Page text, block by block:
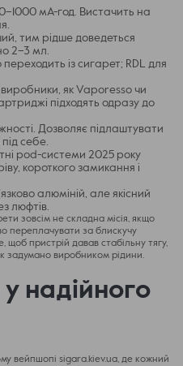
мА-год. Вистачить на
тим рідше доведеться
2–3 мл.
переходить із сигарет; RDL для
виробники, як Vaporesso чи
підходять одразу до
Дозволяє підлаштувати
себе.
pod-системи 2025 року
короткого замикання і
алюміній, але якісний
люфтів.
зовсім не складна місія, якщо
переплачувати за блискучу
щоб пристрій давав стабільну тягу,
задумано виробником рідини.
надійного
вейпшопі sigara.kiev.ua, де кожний